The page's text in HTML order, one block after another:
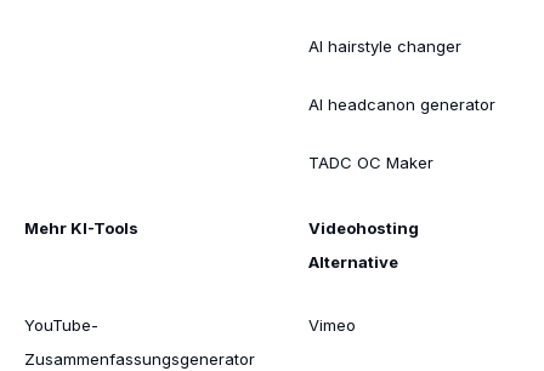
AI hairstyle changer
AI headcanon generator
TADC OC Maker
Mehr KI-Tools
YouTube-
Zusammenfassungsgenerator
Videohosting
Alternative
Vimeo